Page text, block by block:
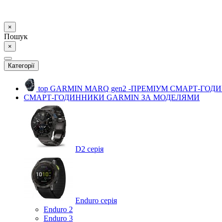
×
Пошук
×
Категорії
top GARMIN MARQ gen2 -ПРЕМІУМ СМАРТ-
СМАРТ-ГОДИННИКИ GARMIN ЗА МОДЕЛЯМИ
D2 серія
Enduro серія
Enduro 2
Enduro 3